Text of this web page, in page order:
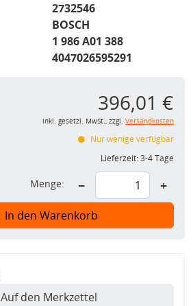
2732546
BOSCH
1 986 A01 388
4047026595291
396,01 €
inkl. gesetzl. MwSt., zzgl. Versandkosten
Nur wenige verfügbar
Lieferzeit:3-4 Tage
Menge: − +
In den Warenkorb
Auf den Merkzettel